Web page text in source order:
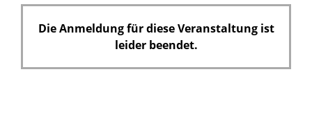
Die Anmeldung für diese Veranstaltung ist
leider beendet.